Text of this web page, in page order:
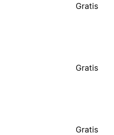
Gratis
Gratis
Gratis